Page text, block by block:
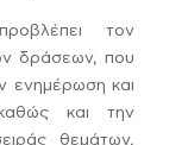
τον
δράσεων, που
ενημέρωση και
και την
θεμάτων,